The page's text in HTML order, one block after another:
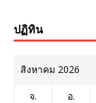
ปฏิทิน
สิงหาคม 2026
จ. อ.